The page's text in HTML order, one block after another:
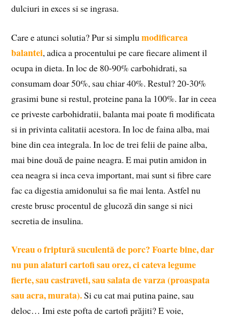
dulciuri in exces si se ingrasa.
Care e atunci solutia? Pur si simplumodificarea
balantei, adica a procentului pe care fiecare aliment il
ocupa in dieta. In loc de 80-90% carbohidrati, sa
consumam doar 50%, sau chiar 40%. Restul? 20-30%
grasimi bune si restul, proteine pana la 100%. Iar in ceea
ce priveste carbohidratii, balanta mai poate fi modificata
si in privinta calitatii acestora. In loc de faina alba, mai
bine din cea integrala. In loc de trei felii de paine alba,
mai bine două de paine neagra. E mai putin amidon in
cea neagra si inca ceva important, mai sunt si fibre care
fac ca digestia amidonului sa fie mai lenta. Astfel nu
creste brusc procentul de glucoză din sange si nici
secretia de insulina.
Vreau o friptură suculentă de porc? Foarte bine, dar
nu pun alaturi cartofi sau orez, ci cateva legume
fierte, sau castraveti, sau salata de varza (proaspata
sau acra, murata).Si cu cat mai putina paine, sau
deloc… Imi este pofta de cartofi prăjiti? E voie,